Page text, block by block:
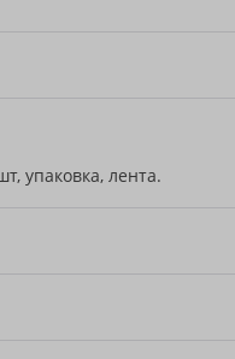
упаковка, лента.